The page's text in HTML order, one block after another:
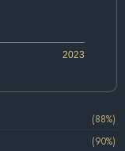
2023
(88%)
(90%)